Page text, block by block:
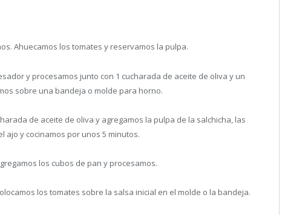
Ahuecamos los tomates y reservamos la pulpa.
y procesamos junto con 1 cucharada de aceite de oliva y un
sobre una bandeja o molde para horno.
de aceite de oliva y agregamos la pulpa de la salchicha, las
ajo y cocinamos por unos 5 minutos.
los cubos de pan y procesamos.
los tomates sobre la salsa inicial en el molde o la bandeja.